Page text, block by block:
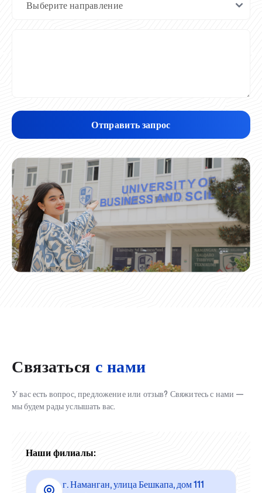
Отправить запрос
Связаться с нами
У вас есть вопрос, предложение или отзыв? Свяжитесь с нами —
мы будем рады услышать вас.
Наши филиалы:
г. Наманган, улица Бешкапа, дом 111